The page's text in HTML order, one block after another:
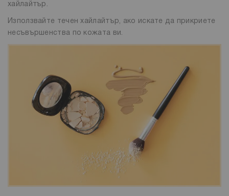
хайлайтър.
Използвайте течен хайлайтър, ако искате да прикриете
несъвършенства по кожата ви.